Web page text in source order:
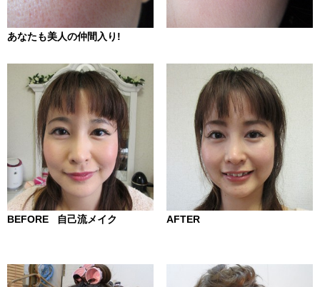
あなたも美人の仲間入り!
BEFORE 自己流メイク AFTER